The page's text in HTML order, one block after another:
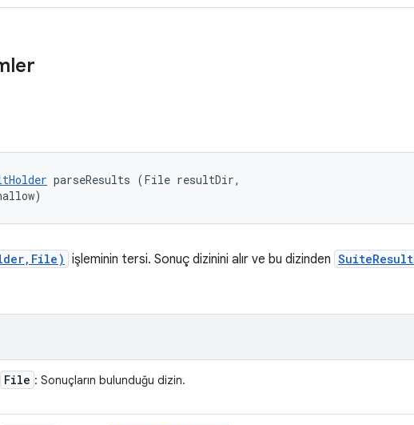
parseResults (File resultDir,
işleminin tersi. Sonuç dizinini alır ve bu dizinden
File : Sonuçların bulunduğu dizin.